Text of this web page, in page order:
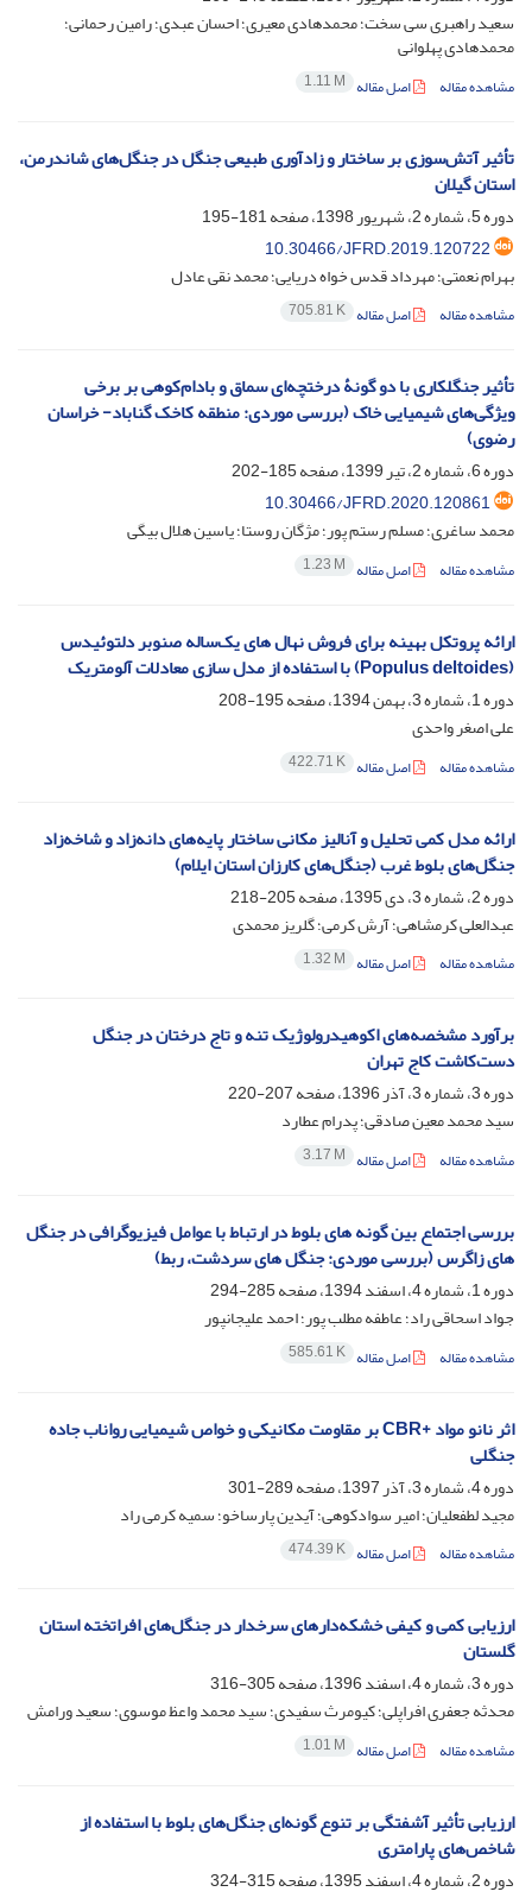
سعید راهبری سی سخت؛ محمدهادی معیری؛ احسان عبدی؛ رامین رحمانی؛
محمدهادی پهلوانی
مشاهده مقاله اصل مقاله 1.11 M
تأثیر آتش‌سوزی بر ساختار و زادآوری طبیعی جنگل در جنگل‌های شاندرمن،
استان گیلان
دوره 5، شماره 2، شهریور 1398، صفحه
181-195
10.30466/JFRD.2019.120722
بهرام نعمتی؛ مهرداد قدس خواه دریایی؛ محمد نقی عادل
مشاهده مقاله اصل مقاله 705.81 K
تأثیر جنگلکاری با دو گونۀ درختچه‌ای سماق و بادام‌کوهی بر برخی
ویژگی‌های شیمیایی خاک (بررسی موردی: منطقه کاخک گناباد- خراسان
رضوی)‌
دوره 6، شماره 2، تیر 1399، صفحه
185-202
10.30466/JFRD.2020.120861
محمد ساغری؛ مسلم رستم پور؛ مژگان روستا؛ یاسین هلال بیگی
مشاهده مقاله اصل مقاله 1.23 M
ارائه پروتکل بهینه برای فروش نهال های یک‌ساله صنوبر دلتوئیدس
(Populus deltoides) با استفاده از مدل سازی معادلات آلومتریک
دوره 1، شماره 3، بهمن 1394، صفحه
195-208
علی اصغر واحدی
مشاهده مقاله اصل مقاله 422.71 K
ارائه مدل کمی تحلیل و آنالیز مکانی ساختار پایه‌های دانه‌زاد و شاخه‌زاد
جنگل‌های بلوط غرب (جنگل‌های کارزان استان ایلام)
دوره 2، شماره 3، دی 1395، صفحه
205-218
عبدالعلی کرمشاهی؛ آرش کرمی؛ گلریز محمدی
مشاهده مقاله اصل مقاله 1.32 M
برآورد مشخصه‌های اکوهیدرولوژیک تنه و تاج درختان در جنگل
دست‌کاشت کاج تهران
دوره 3، شماره 3، آذر 1396، صفحه
207-220
سید محمد معین صادقی؛ پدرام عطارد
مشاهده مقاله اصل مقاله 3.17 M
بررسی اجتماع بین گونه های بلوط در ارتباط با عوامل فیزیوگرافی در جنگل
های زاگرس (بررسی موردی: جنگل های سردشت، ربط)
دوره 1، شماره 4، اسفند 1394، صفحه
285-294
جواد اسحاقی راد؛ عاطفه مطلب پور؛ احمد علیجانپور
مشاهده مقاله اصل مقاله 585.61 K
اثر نانو مواد +CBR بر مقاومت مکانیکی و خواص شیمیایی رواناب جاده
جنگلی
دوره 4، شماره 3، آذر 1397، صفحه
289-301
مجید لطفعلیان؛ امیر سوادکوهی؛ آیدین پارساخو؛ سمیه کرمی راد
مشاهده مقاله اصل مقاله 474.39 K
ارزیابی کمی و کیفی خشکه‌دارهای سرخدار در جنگل‌های افراتخته استان
گلستان
دوره 3، شماره 4، اسفند 1396، صفحه
305-316
محدثه جعفری افراپلی؛ کیومرث سفیدی؛ سید محمد واعظ موسوی؛ سعید ورامش
مشاهده مقاله اصل مقاله 1.01 M
ارزیابی تأثیر آشفتگی بر تنوع گونه‌‌ای جنگل‌های بلوط با استفاده از
شاخص‌های پارامتری
دوره 2، شماره 4، اسفند 1395، صفحه 315-324